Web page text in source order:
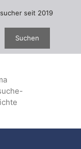
seit 2019
Suchen